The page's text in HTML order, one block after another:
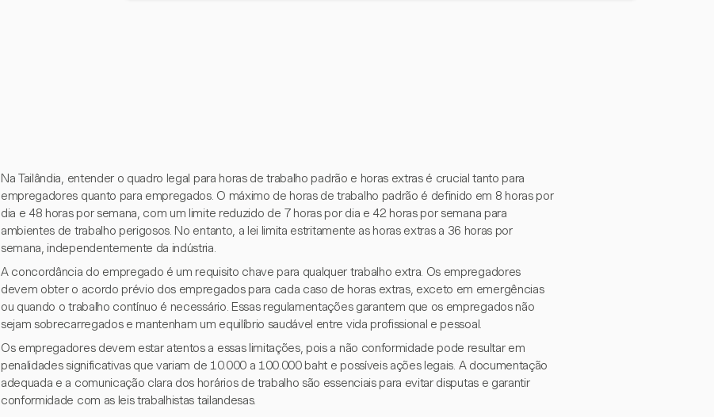
Na Tailândia, entender o quadro legal para horas de trabalho padrão e horas extras é crucial tanto para
empregadores quanto para empregados. O máximo de horas de trabalho padrão é definido em 8 horas por
dia e 48 horas por semana, com um limite reduzido de 7 horas por dia e 42 horas por semana para
ambientes de trabalho perigosos. No entanto, a lei limita estritamente as horas extras a 36 horas por
semana, independentemente da indústria.
A concordância do empregado é um requisito chave para qualquer trabalho extra. Os empregadores
devem obter o acordo prévio dos empregados para cada caso de horas extras, exceto em emergências
ou quando o trabalho contínuo é necessário. Essas regulamentações garantem que os empregados não
sejam sobrecarregados e mantenham um equilíbrio saudável entre vida profissional e pessoal.
Os empregadores devem estar atentos a essas limitações, pois a não conformidade pode resultar em
penalidades significativas que variam de 10.000 a 100.000 baht e possíveis ações legais. A documentação
adequada e a comunicação clara dos horários de trabalho são essenciais para evitar disputas e garantir
conformidade com as leis trabalhistas tailandesas.